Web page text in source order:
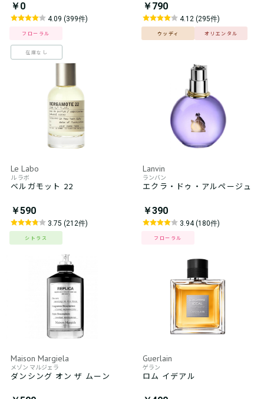
￥0
4.09 (399件)
フローラル
在庫なし
￥790
4.12 (295件)
ウッディ オリエンタル
Le Labo
ル ラボ
ベルガモット 22
￥590
3.75 (212件)
シトラス
Lanvin
ランバン
エクラ・ドゥ・アルページュ
￥390
3.94 (180件)
フローラル
Maison Margiela
メゾン マルジェラ
ダンシング オン ザ ムーン
Guerlain
ゲラン
ロム イデアル